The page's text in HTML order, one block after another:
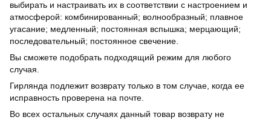
выбирать и настраивать их в соответствии с настроением и
атмосферой: комбинированный; волнообразный; плавное
угасание; медленный; постоянная вспышка; мерцающий;
последовательный; постоянное свечение.
Вы сможете подобрать подходящий режим для любого
случая.
Гирлянда подлежит возврату только в том случае, когда ее
исправность проверена на почте.
Во всех остальных случаях данный товар возврату не